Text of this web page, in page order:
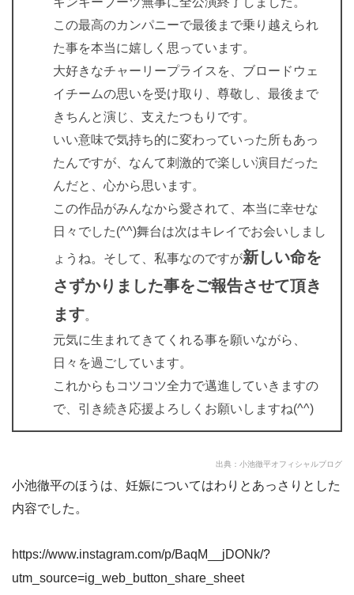
この最高のカンパニーで最後まで乗り越えられ
た事を本当に嬉しく思っています。
大好きなチャーリープライスを、ブロードウェ
イチームの思いを受け取り、尊敬し、最後まで
きちんと演じ、支えたつもりです。
いい意味で気持ち的に変わっていった所もあっ
たんですが、なんて刺激的で楽しい演目だった
んだと、心から思います。
この作品がみんなから愛されて、本当に幸せな
日々でした(^^)舞台は次はキレイでお会いしまし
ょうね。そして、私事なのですが新しい命を
さずかりました事をご報告させて頂き
ます。
元気に生まれてきてくれる事を願いながら、
日々を過ごしています。
これからもコツコツ全力で邁進していきますの
で、引き続き応援よろしくお願いしますね(^^)
出典： 小池徹平オフィシャルブログ
小池徹平のほうは、妊娠についてはわりとあっさりとした
内容でした。
https://www.instagram.com/p/BaqM__jDONk/?
utm_source=ig_web_button_share_sheet